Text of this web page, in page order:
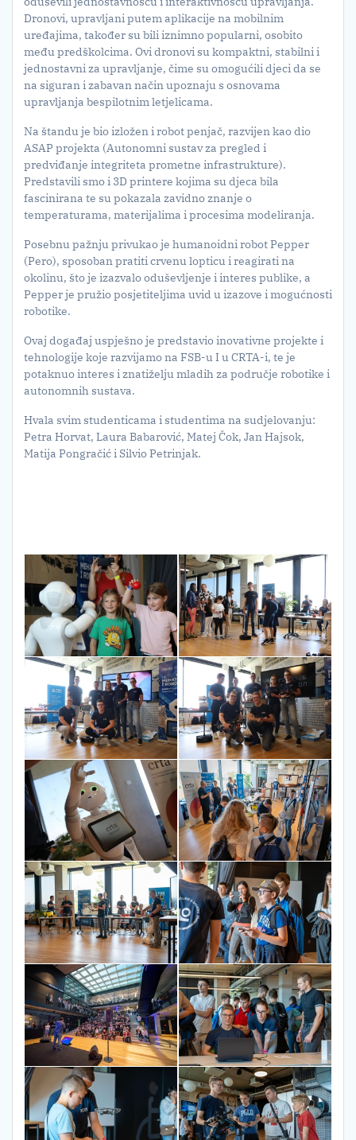
Dronovi, upravljani putem aplikacije na mobilnim
uređajima, također su bili iznimno popularni, osobito
među predškolcima. Ovi dronovi su kompaktni, stabilni i
jednostavni za upravljanje, čime su omogućili djeci da se
na siguran i zabavan način upoznaju s osnovama
upravljanja bespilotnim letjelicama.
Na štandu je bio izložen i robot penjač, razvijen kao dio
ASAP projekta (Autonomni sustav za pregled i
predviđanje integriteta prometne infrastrukture).
Predstavili smo i 3D printere kojima su djeca bila
fascinirana te su pokazala zavidno znanje o
temperaturama, materijalima i procesima modeliranja.
Posebnu pažnju privukao je humanoidni robot Pepper
(Pero), sposoban pratiti crvenu lopticu i reagirati na
okolinu, što je izazvalo oduševljenje i interes publike, a
Pepper je pružio posjetiteljima uvid u izazove i mogućnosti
robotike.
Ovaj događaj uspješno je predstavio inovativne projekte i
tehnologije koje razvijamo na FSB-u I u CRTA-i, te je
potaknuo interes i znatiželju mladih za područje robotike i
autonomnih sustava.
Hvala svim studenticama i studentima na sudjelovanju:
Petra Horvat, Laura Babarović, Matej Čok, Jan Hajsok,
Matija Pongračić i Silvio Petrinjak.